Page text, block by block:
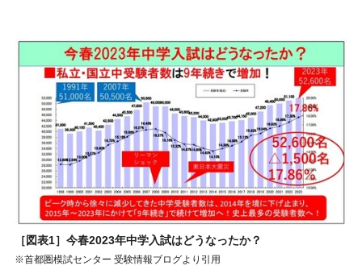
［図表1］今春2023年中学入試はどうなったか？
※首都圏模試センター 受験情報ブログより引用